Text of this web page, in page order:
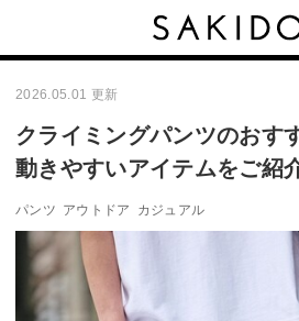
2026.05.01 更新
クライミングパンツのおす
動きやすいアイテムをご紹
パンツ アウトドア カジュアル